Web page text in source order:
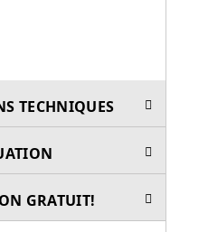
TECHNIQUES
GRATUIT!